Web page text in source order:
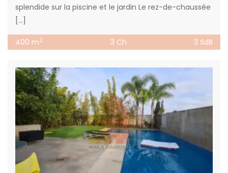
splendide sur la piscine et le jardin Le rez-de-chaussée
[…]
400 m2 3 Ch 3 SdB